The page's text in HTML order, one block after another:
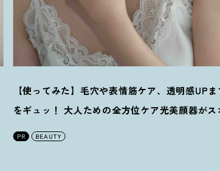
【使ってみた】毛穴や表情筋ケア、透明感UP
をギュッ ！ 大人ための全方位ケア光美顔器がス
PR BEAUTY